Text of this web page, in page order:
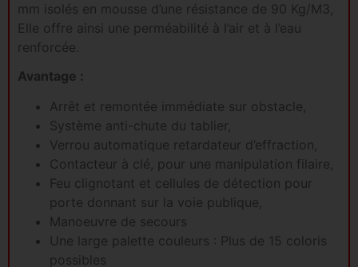
mm isolés en mousse d’une résistance de 90 Kg/M3,
Elle offre ainsi une perméabilité à l’air et à l’eau
renforcée.
Avantage :
Arrêt et remontée immédiate sur obstacle,
Système anti-chute du tablier,
Verrou automatique retardateur d’effraction,
Contacteur à clé, pour une manipulation filaire,
Feu clignotant et cellules de détection pour
porte donnant sur la voie publique,
Manoeuvre de secours
Une large palette couleurs : Plus de 15 coloris
possibles